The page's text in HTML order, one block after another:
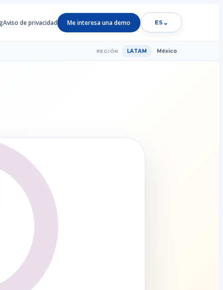
Aviso de privacidad Me interesa una demo ES ⌄
REGIÓN LATAM México